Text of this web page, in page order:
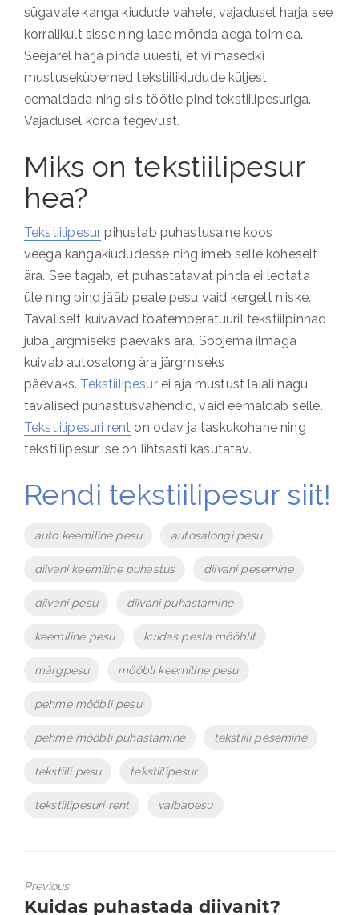
sügavale kanga kiudude vahele, vajadusel harja see
korralikult sisse ning lase mõnda aega toimida.
Seejärel harja pinda uuesti, et viimasedki
mustusekübemed tekstiilikiudude küljest
eemaldada ning siis töötle pind tekstiilipesuriga.
Vajadusel korda tegevust.
Miks on tekstiilipesur
hea?
Tekstiilipesur pihustab puhastusaine koos
veega kangakiududesse ning imeb selle koheselt
ära. See tagab, et puhastatavat pinda ei leotata
üle ning pind jääb peale pesu vaid kergelt niiske.
Tavaliselt kuivavad toatemperatuuril tekstiilpinnad
juba järgmiseks päevaks ära. Soojema ilmaga
kuivab autosalong ära järgmiseks
päevaks. Tekstiilipesurei aja mustust laiali nagu
tavalised puhastusvahendid, vaid eemaldab selle.
Tekstiilipesuri rent on odav ja taskukohane ning
tekstiilipesur ise on lihtsasti kasutatav.
Rendi tekstiilipesur siit!
Tags
auto keemiline pesu autosalongi pesu
diivani keemiline puhastus diivani pesemine
diivani pesu diivani puhastamine
keemiline pesu kuidas pesta mööblit
märgpesu mööbli keemiline pesu
pehme mööbli pesu
pehme mööbli puhastamine tekstiili pesemine
tekstiili pesu tekstiilipesur
tekstiilipesuri rent vaibapesu
Previous
Previous
Kuidas puhastada diivanit?